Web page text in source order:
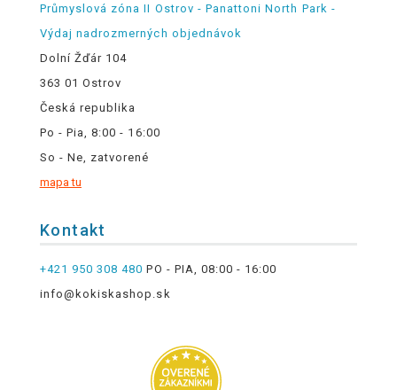
Průmyslová zóna II Ostrov - Panattoni North Park -
Výdaj nadrozmerných objednávok
Dolní Žďár 104
363 01 Ostrov
Česká republika
Po - Pia, 8:00 - 16:00
So - Ne, zatvorené
mapa tu
Kontakt
+421 950 308 480 PO - PIA, 08:00 - 16:00
info@kokiskashop.sk